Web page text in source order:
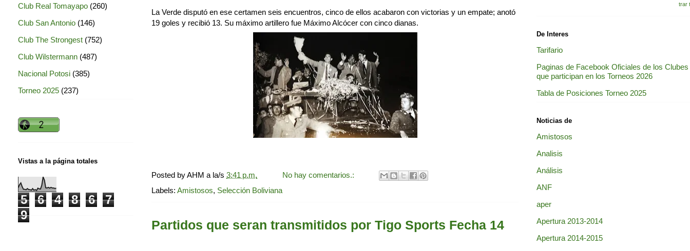
La Verde disputó en ese certamen seis encuentros, cinco de ellos acabaron con victorias y un empate; anotó
19 goles y recibió 13. Su máximo artillero fue Máximo Alcócer con cinco dianas.
Posted byAHM a la/s 3:41 p.m.
No hay comentarios.:
Labels: Amistosos, Selección Boliviana
Partidos que seran transmitidos por Tigo Sports Fecha 14
Club Real Tomayapo (260)
Club San Antonio (146)
Club The Strongest (752)
Club Wilstermann (487)
Nacional Potosi (385)
Torneo 2025 (237)
Vistas a la página totales
5 6 4 8 6
7
9
trar
De Interes
Tarifario
Paginas de Facebook Oficiales de los Clubes
que participan en los Torneos 2026
Tabla de Posiciones Torneo 2025
Noticias de
Amistosos
Analisis
Análisis
ANF
aper
Apertura 2013-2014
Apertura 2014-2015